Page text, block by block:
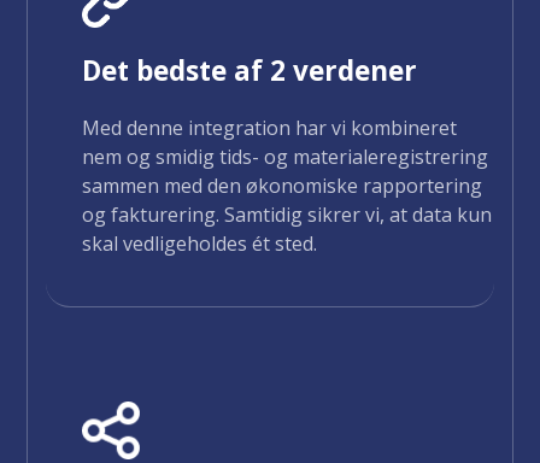
Det bedste af 2 verdener
Med denne integration har vi kombineret
nem og smidig tids- og materialeregistrering
sammen med den økonomiske rapportering
og fakturering. Samtidig sikrer vi, at data kun
skal vedligeholdes ét sted.